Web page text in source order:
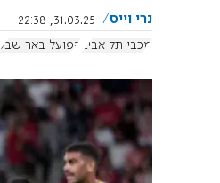
נרי וייס
31.03.25, 22:38
מכבי תל אביב הפועל באר שבע